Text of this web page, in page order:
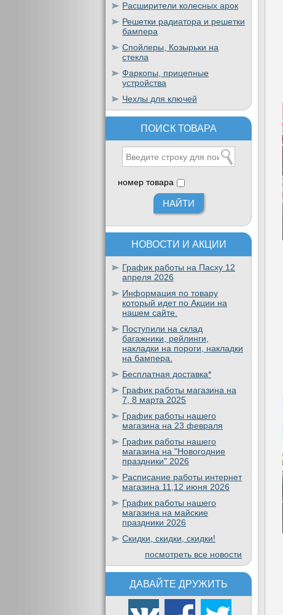
Расширители колесных арок
Решетки радиатора и решетки
бампера
Спойлеры, Козырьки на
стекла
Фаркопы, прицепные
устройства
Чехлы для ключей
ПОИСК ТОВАРА
номер товара
НОВОСТИ И АКЦИИ
График работы на Пасху 12
апреля 2026
Информация по товару
который идет по Акции на
нашем сайте.
Поступили на склад
багажники, рейлинги,
накладки на пороги, накладки
на бампера.
Бесплатная доставка*
График работы магазина на
7, 8 марта 2025
График работы нашего
магазина на 23 февраля
График работы нашего
магазина на "Новогодние
праздники" 2026
Расписание работы интернет
магазина 11,12 июня 2026
График работы нашего
магазина на майские
праздники 2026
Скидки, скидки, скидки!
посмотреть все новости
ДАВАЙТЕ ДРУЖИТЬ